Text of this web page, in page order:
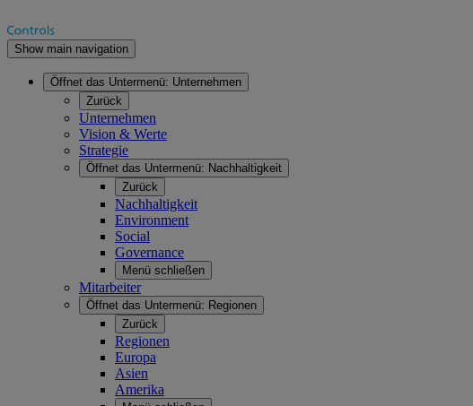
Show main navigation
Öffnet das Untermenü: Unternehmen
Zurück
Unternehmen
Vision & Werte
Strategie
Öffnet das Untermenü: Nachhaltigkeit
Zurück
Nachhaltigkeit
Environment
Social
Governance
Menü schließen
Mitarbeiter
Öffnet das Untermenü: Regionen
Zurück
Regionen
Europa
Asien
Amerika